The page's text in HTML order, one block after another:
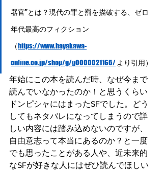
器官”とは？現代の罪と罰を描破する、ゼロ
年代最高のフィクション
（https://www.hayakawa-
online.co.jp/shop/g/g0000021165/ より引用）
年始にこの本を読んだ時、なぜ今まで
読んでいなかったのか！と思うくらい
ドンピシャにはまったSFでした。どう
してもネタバレになってしまうので詳
しい内容には踏み込めないのですが、
自由意志って本当にあるのか？と一度
でも思ったことがある人や、近未来的
なSFが好きな人にはぜひ読んでほしい